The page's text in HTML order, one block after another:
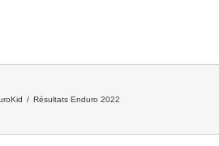
/ Résultats Enduro 2022